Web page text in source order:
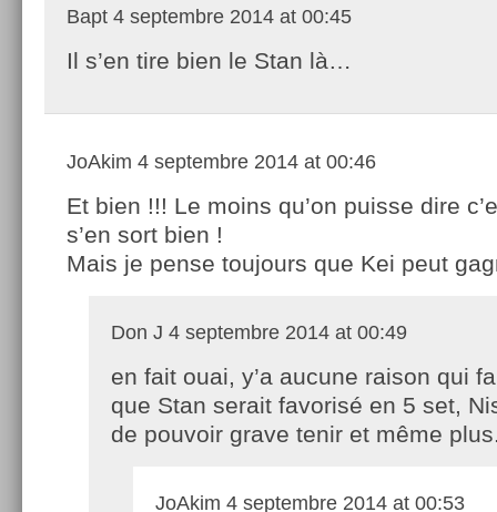
Bapt 4 septembre 2014 at 00:45
Il s’en tire bien le Stan là…
JoAkim 4 septembre 2014 at 00:46
Et bien !!! Le moins qu’on puisse dire
s’en sort bien !
Mais je pense toujours que Kei peut
Don J 4 septembre 2014 at 00:49
en fait ouai, y’a aucune raison qui
que Stan serait favorisé en 5 set,
de pouvoir grave tenir et même
JoAkim 4 septembre 2014 at 00:53